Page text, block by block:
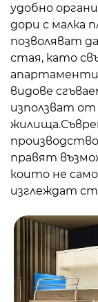
удобно
дори с малка
позволяват
стая, като
апартаменти
видове
използват
жилища.
правят
които не
изглеждат